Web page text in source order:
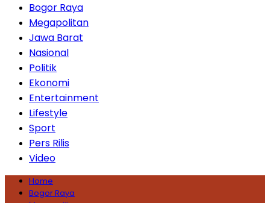
Bogor Raya
Megapolitan
Jawa Barat
Nasional
Politik
Ekonomi
Entertainment
Lifestyle
Sport
Pers Rilis
Video
Home
Bogor Raya